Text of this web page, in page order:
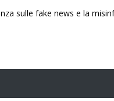
sulle fake news e la